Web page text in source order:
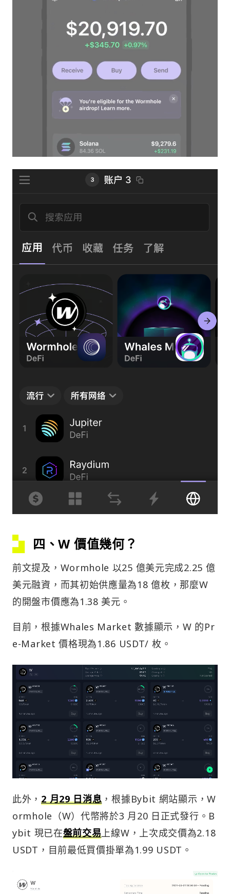
四、W 價值幾何？
前文提及，Wormhole 以25 億美元完成2.25 億
美元融資，而其初始供應量為18 億枚，那麼W
的開盤市價應為1.38 美元。
目前，根據Whales Market 數據顯示，W 的Pr
e-Market 價格現為1.86 USDT/ 枚。
此外，2 月29 日消息 ，根據Bybit 網站顯示，W
ormhole（W）代幣將於3 月20 日正式發行。B
ybit 現已在盤前交易上線W，上次成交價為2.18
USDT，目前最低買價掛單為1.99 USDT。